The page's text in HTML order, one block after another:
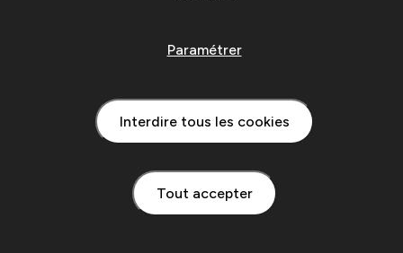
Tout accepter
Interdire tous les cookies
Paramétrer